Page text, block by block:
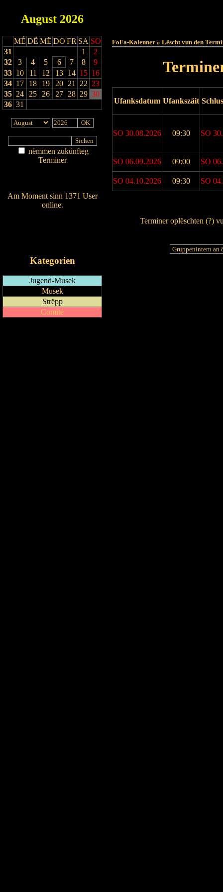
August 2026
MÉ DË MË DO FR SA SO
31
1
2
32
3 4 5 6 7 8
9
33 10 11 12 13 14 15 16
34 17 18 19 20 21 22 23
35 24 25 26 27 28 29 30
36 31
nëmmen zukünfteg
Terminer
Am Moment sinn 1371 User
online.
Kategorien
Jugend-Musek
Musek
Strëpp
Comité
FoFa-Kalenner » Lëscht vun den
Ufanksdatum Ufankszäit
SO 30.08.2026 09:30 SO
SO 06.09.2026 09:00 SO
SO 04.10.2026 09:30 SO
Terminer oplëschten (?)